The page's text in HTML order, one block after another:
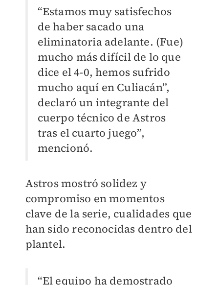
“Estamos muy satisfechos
de haber sacado una
eliminatoria adelante. (Fue)
mucho más difícil de lo que
dice el 4-0, hemos sufrido
mucho aquí en Culiacán”,
declaró un integrante del
cuerpo técnico de Astros
tras el cuarto juego”,
mencionó.
Astros mostró solidez y
compromiso en momentos
clave de la serie, cualidades que
han sido reconocidas dentro del
plantel.
“El equipo ha demostrado